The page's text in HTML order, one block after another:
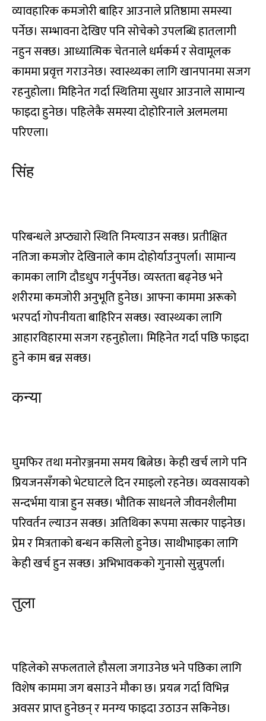
व्यावहारिक कमजोरी बाहिर आउनाले प्रतिष्ठामा समस्या
पर्नेछ। सम्भावना देखिए पनि सोचेको उपलब्धि हातलागी
नहुन सक्छ। आध्यात्मिक चेतनाले धर्मकर्म र सेवामूलक
काममा प्रवृत्त गराउनेछ। स्वास्थ्यका लागि खानपानमा सजग
रहनुहोला। मिहिनेत गर्दा स्थितिमा सुधार आउनाले सामान्य
फाइदा हुनेछ। पहिलेकै समस्या दोहोरिनाले अलमलमा
परिएला।
सिंह
परिबन्धले अप्ठ्यारो स्थिति निम्त्याउन सक्छ। प्रतीक्षित
नतिजा कमजोर देखिनाले काम दोहोर्याउनुपर्ला। सामान्य
कामका लागि दौडधुप गर्नुपर्नेछ। व्यस्तता बढ्नेछ भने
शरीरमा कमजोरी अनुभूति हुनेछ। आफ्ना काममा अरूकाे
भरपर्दा गोपनीयता बाहिरिन सक्छ। स्वास्थ्यका लागि
आहारविहारमा सजग रहनुहोला। मिहिनेत गर्दा पछि फाइदा
हुने काम बन्न सक्छ।
कन्या
घुमफिर तथा मनोरञ्जनमा समय बित्नेछ। केही खर्च लागे पनि
प्रियजनसँगको भेटघाटले दिन रमाइलो रहनेछ। व्यवसायको
सन्दर्भमा यात्रा हुन सक्छ। भौतिक साधनले जीवनशैलीमा
परिवर्तन ल्याउन सक्छ। अतिथिका रूपमा सत्कार पाइनेछ।
प्रेम र मित्रताको बन्धन कसिलो हुनेछ। साथीभाइका लागि
केही खर्च हुन सक्छ। अभिभावककाे गुनासाे सुन्नुपर्ला।
तुला
पहिलेको सफलताले हौसला जगाउनेछ भने पछिका लागि
विशेष काममा जग बसाउने मौका छ। प्रयत्न गर्दा विभिन्न
अवसर प्राप्त हुनेछन् र मनग्य फाइदा उठाउन सकिनेछ।